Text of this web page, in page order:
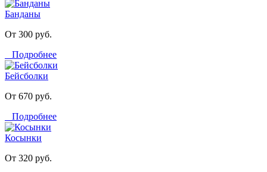
Банданы
От 300 руб.
Подробнее
Бейсболки
От 670 руб.
Подробнее
Косынки
От 320 руб.